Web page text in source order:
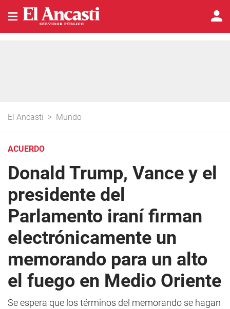
El Ancasti > Mundo
ACUERDO
Donald Trump, Vance y el
presidente del
Parlamento iraní firman
electrónicamente un
memorando para un alto
el fuego en Medio Oriente
Se espera que los términos del memorando se hagan